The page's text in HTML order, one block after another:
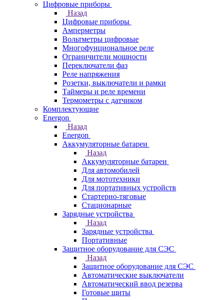
Цифровые приборы
Назад
Цифровые приборы
Амперметры
Вольтметры цифровые
Многофунциональное реле
Ограничители мощности
Переключатели фаз
Реле напряжения
Розетки, выключатели и рамки
Таймеры и реле времени
Термометры c датчиком
Комплектующие
Energon
Назад
Energon
Аккумуляторные батареи
Назад
Аккумуляторные батареи
Для автомобилей
Для мототехники
Для портативных устройств
Стартерно-тяговые
Стационарные
Зарядные устройства
Назад
Зарядные устройства
Портативные
Защитное оборудование для СЭС
Назад
Защитное оборудование для СЭС
Автоматические выключатели
Автоматический ввод резерва
Готовые щиты